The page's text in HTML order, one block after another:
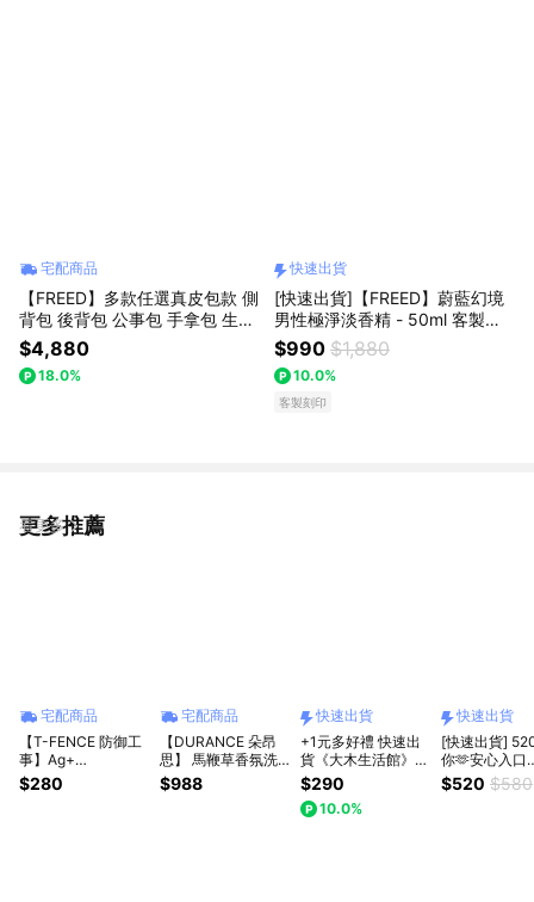
宅配商品
【FREED】多款任選真皮包款 側
背包 後背包 公事包 手拿包 生日
禮物 送禮自選 男生禮物 現貨 巨
蟹座 禮物獨家 新品上市 升遷禮
送給男生 上班族禮物 商務送禮
$4,880
18.0%
快速出貨
[快速出貨]【FREED】蔚藍幻境
男性極淨淡香精 - 50ml 客製化
刻字 生日禮物 送禮推薦 男生禮
物 巨蟹座 禮物獨家 新品上市 壽
星禮物 獅子座
$990 $1,880
10.0%
客製刻印
更多推薦
看更多
宅配商品
【T-FENCE 防御工
事】Ag+
Deodorizing Spray
防御工事 銀離子 球
$280
宅配商品
【DURANCE 朵昂
思】 馬鞭草香氛洗
衣精(500ml)二入贈
枕頭香水
$988
快速出貨
+1元多好禮 快速出
貨《大木生活館》
Disney 迪士尼 可掛
式超細纖維擦手巾
(小熊維尼/三眼怪)｜
$290
10.0%
快速出貨
[快速出貨]
你🫶安心入口
【
[BONDI
$520 $580